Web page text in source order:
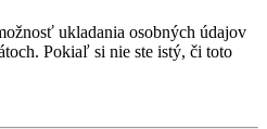
ukladania osobných údajov
Pokiaľ si nie ste istý, či toto